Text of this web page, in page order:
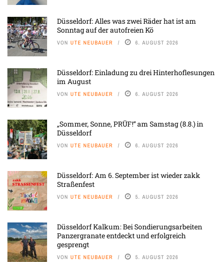
Düsseldorf: Alles was zwei Räder hat ist am
Sonntag auf der autofreien Kö
VON UTE NEUBAUER 6. AUGUST 2026
Düsseldorf: Einladung zu drei Hinterhoflesungen
im August
VON UTE NEUBAUER 6. AUGUST 2026
„Sommer, Sonne, PRÜF!“ am Samstag (8.8.) in
Düsseldorf
VON UTE NEUBAUER 6. AUGUST 2026
Düsseldorf: Am 6. September ist wieder zakk
Straßenfest
VON UTE NEUBAUER 5. AUGUST 2026
Düsseldorf Kalkum: Bei Sondierungsarbeiten
Panzergranate entdeckt und erfolgreich
gesprengt
VON UTE NEUBAUER 5. AUGUST 2026